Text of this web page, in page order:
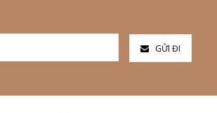
GỬI ĐI